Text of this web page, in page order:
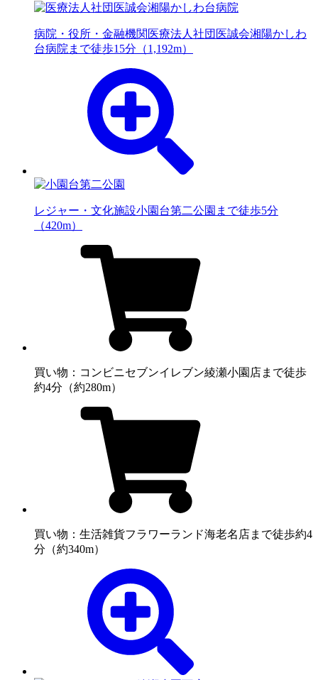
病院・役所・金融機関 医療法人社団医誠会湘陽かしわ
台病院まで徒歩15分（1,192m）
レジャー・文化施設小園台第二公園まで徒歩5分
（420m）
買い物：コンビニセブンイレブン綾瀬小園店まで徒歩
約4分（約280m）
買い物：生活雑貨フラワーランド海老名店まで徒歩約4
分（約340m）